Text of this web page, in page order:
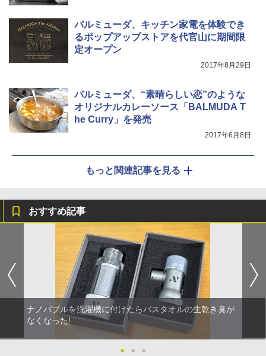
バルミューダ、キッチン家電を体験でき
るポップアップストアを代官山に期間限
定オープン
2017年8月29日
バルミューダ、“素晴らしい恋”のような
オリジナルカレーソース「BALMUDA T
he Curry」を発売
2017年6月8日
もっと関連記事を見る
おすすめ記事
ナノバブルを洗濯機に付けたらバスタオルの生乾き臭が
なくなった!
● ● ●